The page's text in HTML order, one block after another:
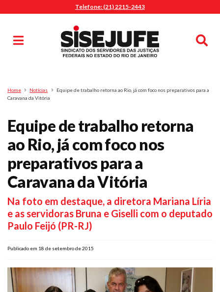
Telefone: (21) 2215-2443
Pesquisa
Home Notícias
Equipe de trabalho retorna ao Rio, já com foco nos preparativos para a
Caravana da Vitória
Equipe de trabalho retorna
ao Rio, já com foco nos
preparativos para a
Caravana da Vitória
Na foto em destaque, a diretora Mariana Líria
e as servidoras Bruna e Giselli com o deputado
Paulo Feijó (PR-RJ)
Publicado em 18 de setembro de 2015
MENU
Sindicalize-se
Jurídico
O Sindicato
Agenda
Casa do Alto
Sede Campestre
Nossos Convênios
Gympass Wellhub
Seguro Auto
Plano de Saúde
Assistência Funeral
Facebook Instagram Twitter YoutubeTikTok Whatsapp